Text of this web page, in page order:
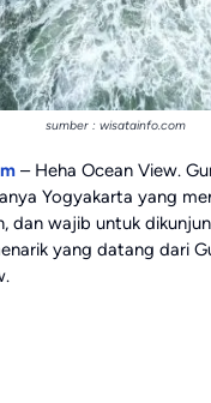
sumber : wisatainfo.com
– Heha Ocean View.
Yogyakarta yang
dan wajib untuk
yang datang dari